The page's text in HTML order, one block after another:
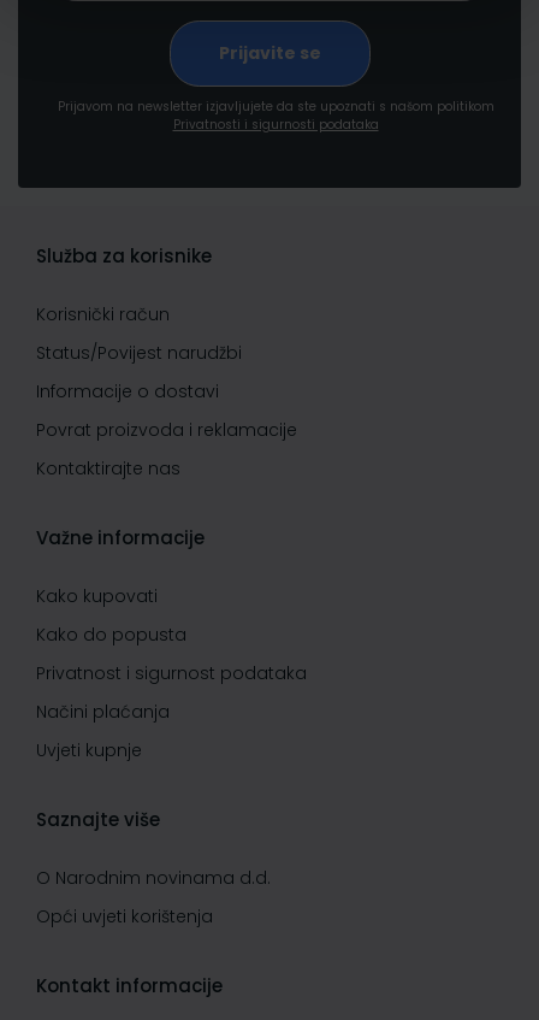
Prijavom na newsletter izjavljujete da ste upoznati s našom politikom
Privatnosti i sigurnosti podataka
Služba za korisnike
Korisnički račun
Status/Povijest narudžbi
Informacije o dostavi
Povrat proizvoda i reklamacije
Kontaktirajte nas
Važne informacije
Kako kupovati
Kako do popusta
Privatnost i sigurnost podataka
Načini plaćanja
Uvjeti kupnje
Saznajte više
O Narodnim novinama d.d.
Opći uvjeti korištenja
Kontakt informacije